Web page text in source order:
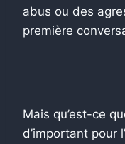
abus ou des
première
Mais qu’est-ce
d’important pour